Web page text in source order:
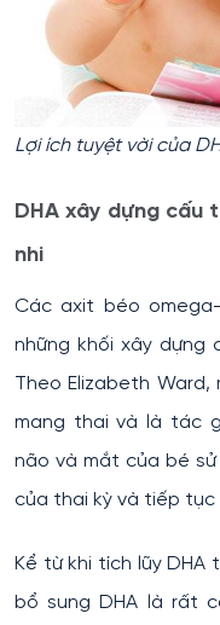
Lợi ích tuyệt vời của
DHA xây dựng cấu
nhi
Các axit béo
những khối xây dựng
Theo Elizabeth
mang thai và là tác
não và mắt của bé
của thai kỳ và tiếp tục
Kể từ khi tích lũy
bổ sung DHA là rất